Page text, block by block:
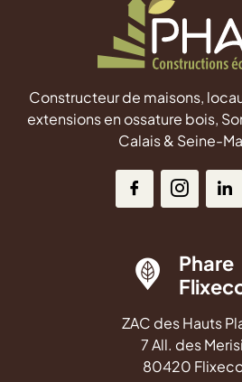
Constructeur de maisons,
extensions en ossature bois,
Calais & Seine-
Phare
ZAC des Hauts
7 All. des
80420